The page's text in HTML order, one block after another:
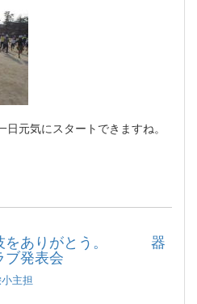
元気にスタートできますね。
技をありがとう。 器
ブ発表会
主担